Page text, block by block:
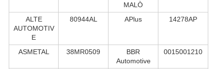
MALÒ
ALTE
AUTOMOTIV
E
80944AL APlus 14278AP
ASMETAL 38MR0509
BBR
Automotive
0015001210